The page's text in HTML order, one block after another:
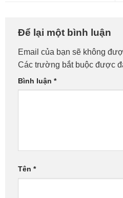
Quận Thanh Xuân – Gọi Là
Đến Ngay!
Để lại một bình luận
Email của bạn sẽ không
Các trường bắt buộc được
Bình luận *
Tên *